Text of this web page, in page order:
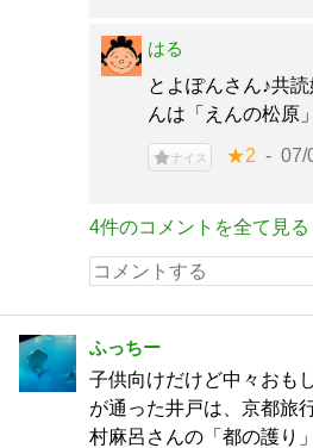
はる
とよぽんさん♪共
んは「えんの松原
ナイス ★2 07/
4件のコメントを全て見る
ふっちー
子供向けだけど中々おも
が通った井戸は、京都旅
村麻呂さんの「都の護り